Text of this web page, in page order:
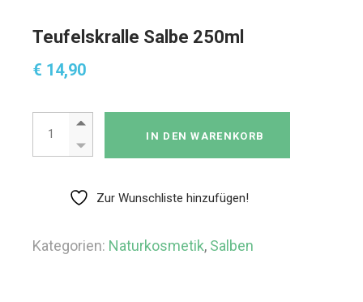
Teufelskralle Salbe 250ml
€ 14,90
Teufelskralle Salbe 250ml Menge
IN DEN WARENKORB
Zur Wunschliste hinzufügen!
Kategorien: Naturkosmetik, Salben